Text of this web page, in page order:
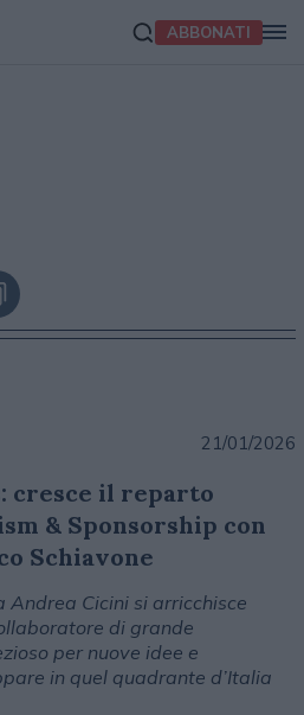
ABBONATI
21/01/2026
cresce il reparto
& Sponsorship con
Schiavone
Cicini si arricchisce
di grande
per nuove idee e
in quel quadrante d’Italia